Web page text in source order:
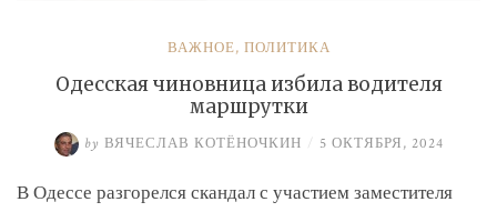
ВАЖНОЕ, ПОЛИТИКА
Одесская чиновница избила водителя
маршрутки
by ВЯЧЕСЛАВ КОТЁНОЧКИН / 5 ОКТЯБРЯ, 2024
В Одессе разгорелся скандал с участием заместителя